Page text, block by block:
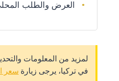
العرض والطلب
لمزيد من المعلومات
في تركيا، يرجى زيارة سعر